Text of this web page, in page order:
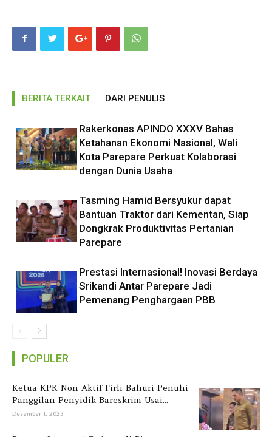
BERITA TERKAIT DARI PENULIS
Rakerkonas APINDO XXXV Bahas
Ketahanan Ekonomi Nasional, Wali
Kota Parepare Perkuat Kolaborasi
dengan Dunia Usaha
Tasming Hamid Bersyukur dapat
Bantuan Traktor dari Kementan, Siap
Dongkrak Produktivitas Pertanian
Parepare
Prestasi Internasional! Inovasi Berdaya
Srikandi Antar Parepare Jadi
Pemenang Penghargaan PBB
POPULER
Ketua KPK Non Aktif Firli Bahuri Penuhi
Panggilan Penyidik Bareskrim Usai...
Desember 1, 2023